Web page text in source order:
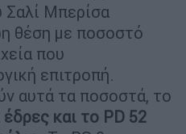
Μπερίσα
θέση με ποσοστό
που
επιτροπή.
αυτά τα ποσοστά, το
έδρες και το PD 52